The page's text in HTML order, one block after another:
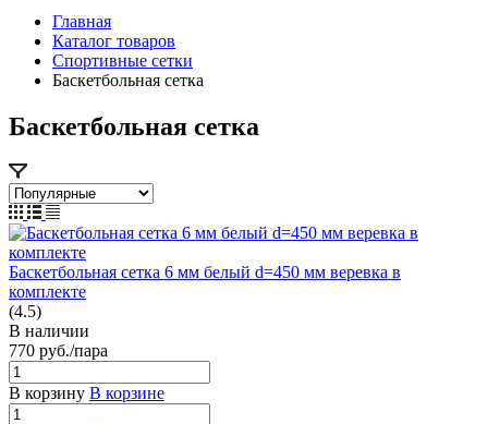
Главная
Каталог товаров
Спортивные сетки
Баскетбольная сетка
Баскетбольная сетка
Баскетбольная сетка 6 мм белый d=450 мм веревка в
комплекте
(4.5)
В наличии
770 руб./пара
В корзину В корзине